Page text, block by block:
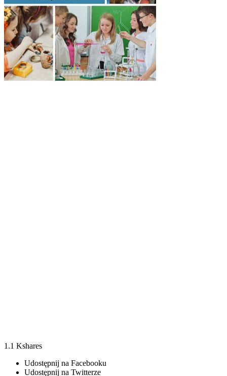
1.1 Kshares
Udostępnij na Facebooku
Udostępnij na Twitterze